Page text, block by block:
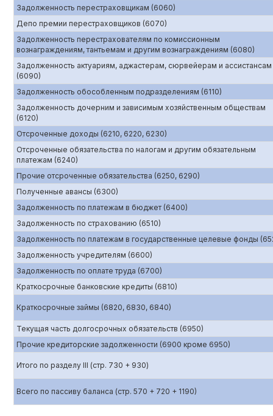
Задолженность перестраховщикам (6060)
Депо премии перестраховщиков (6070)
Задолженность перестрахователям по комиссионным
вознаграждениям, тантьемам и другим вознаграждениям (6080)
Задолженность актуариям, аджастерам, сюрвейерам и ассистансам
(6090)
Задолженность обособленным подразделениям (6110)
Задолженность дочерним и зависимым хозяйственным обществам
(6120)
Отсроченные доходы (6210, 6220, 6230)
Отсроченные обязательства по налогам и другим обязательным
платежам (6240)
Прочие отсроченные обязательства (6250, 6290)
Полученные авансы (6300)
Задолженность по платежам в бюджет (6400)
Задолженность по страхованию (6510)
Задолженность по платежам в государственные целевые фонды
Задолженность учредителям (6600)
Задолженность по оплате труда (6700)
Краткосрочные банковские кредиты (6810)
Краткосрочные займы (6820, 6830, 6840)
Текущая часть долгосрочных обязательств (6950)
Прочие кредиторские задолженности (6900 кроме 6950)
Итого по разделу III (стр. 730 + 930)
Всего по пассиву баланса (стр. 570 + 720 + 1190)